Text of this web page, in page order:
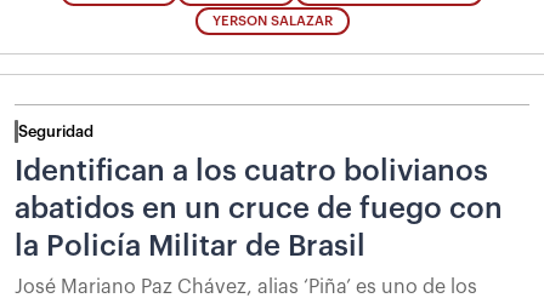
YERSON SALAZAR
Seguridad
Identifican a los cuatro bolivianos
abatidos en un cruce de fuego con
la Policía Militar de Brasil
José Mariano Paz Chávez, alias ‘Piña’ es uno de los